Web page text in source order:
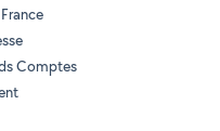
Comptes